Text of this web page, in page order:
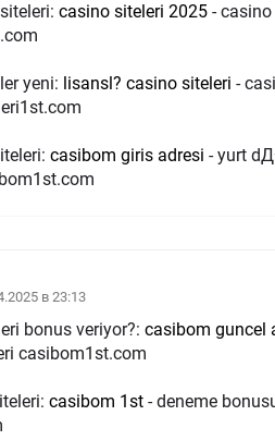
casino siteleri 2025 -
yeni: lisansl? casino siteleri -
casibom giris adresi - yurt
в 23:13
bonus veriyor?: casibom guncel
casibom1st.com
casibom 1st - deneme